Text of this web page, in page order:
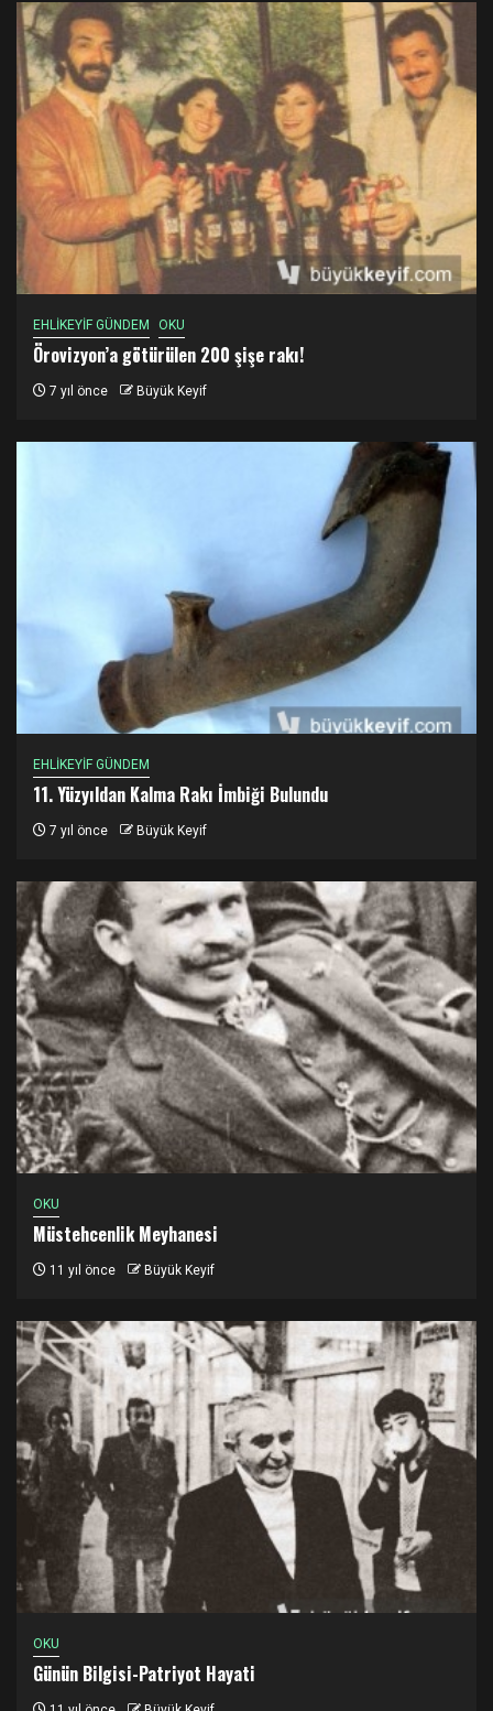
EHLİKEYİF GÜNDEM OKU
Örovizyon’a götürülen 200 şişe rakı!
7 yıl önce Büyük Keyif
EHLİKEYİF GÜNDEM
11. Yüzyıldan Kalma Rakı İmbiği Bulundu
7 yıl önce Büyük Keyif
OKU
Müstehcenlik Meyhanesi
11 yıl önce Büyük Keyif
OKU
Günün Bilgisi-Patriyot Hayati